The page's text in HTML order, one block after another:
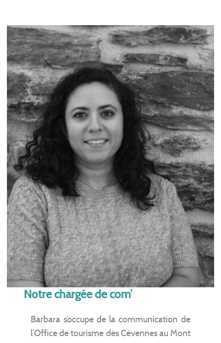
Notre chargée de com’
Barbara s’occupe de la communication de
l’Office de tourisme des Cévennes au Mont